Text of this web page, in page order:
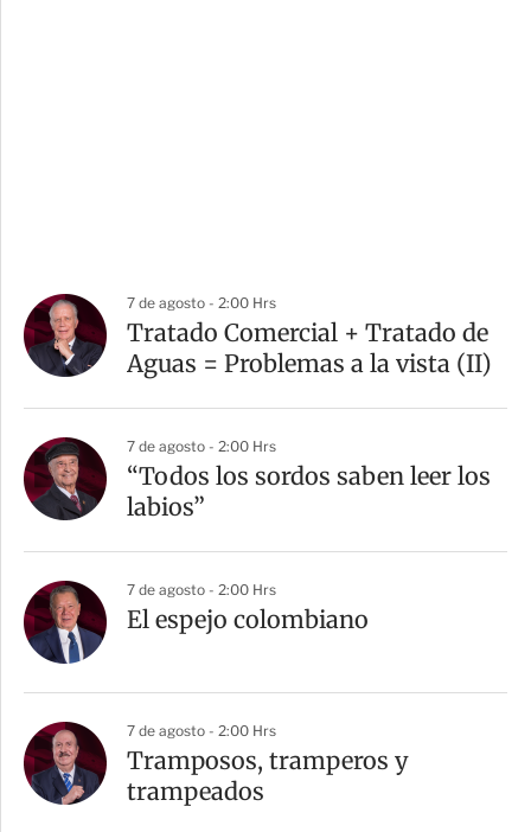
7 de agosto - 2:00 Hrs
Tratado Comercial + Tratado de
Aguas = Problemas a la vista (II)
7 de agosto - 2:00 Hrs
“Todos los sordos saben leer los
labios”
7 de agosto - 2:00 Hrs
El espejo colombiano
7 de agosto - 2:00 Hrs
Tramposos, tramperos y
trampeados